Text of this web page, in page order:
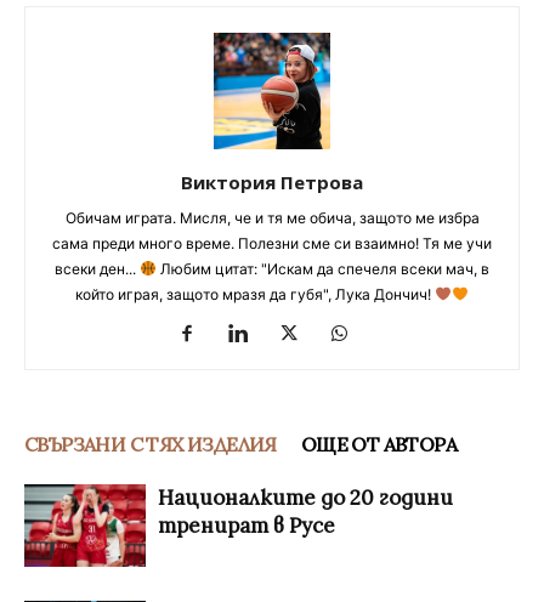
Виктория Петрова
Обичам играта. Мисля, че и тя ме обича, защото ме избра
сама преди много време. Полезни сме си взаимно! Тя ме учи
всеки ден...
Любим цитат: "Искам да спечеля всеки мач, в
който играя, защото мразя да губя", Лука Дончич!
СВЪРЗАНИ С ТЯХ ИЗДЕЛИЯ ОЩЕ ОТ АВТОРА
Националките до 20 години
тренират в Русе